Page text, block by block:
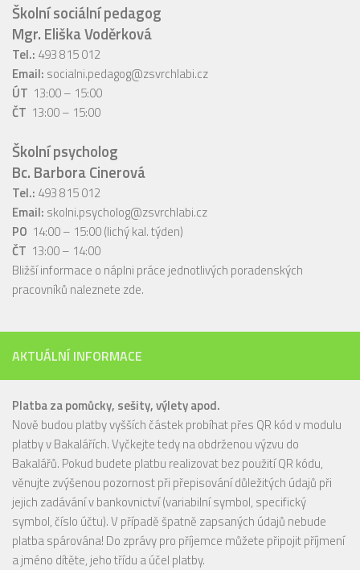
Školní sociální pedagog
Mgr. Eliška Voděrková
Tel.: 493 815 012
Email: socialni.pedagog@zsvrchlabi.cz
ÚT 13:00 – 15:00
ČT 13:00 – 15:00
Školní psycholog
Bc. Barbora Cinerová
Tel.: 493 815 012
Email: skolni.psycholog@zsvrchlabi.cz
PO 14:00 – 15:00 (lichý kal. týden)
ČT 13:00 – 14:00
Bližší informace o náplni práce jednotlivých poradenských
pracovníků naleznete zde.
AKTUÁLNÍ INFORMACE
Platba za pomůcky, sešity, výlety apod.
Nově budou platby vyšších částek probíhat přes QR kód v modulu
platby v Bakalářích. Vyčkejte tedy na obdrženou výzvu do
Bakalářů. Pokud budete platbu realizovat bez použití QR kódu,
věnujte zvýšenou pozornost při přepisování důležitých údajů při
jejich zadávání v bankovnictví (variabilní symbol, specifický
symbol, číslo účtu). V případě špatně zapsaných údajů nebude
platba spárována! Do zprávy pro příjemce můžete připojit příjmení
a jméno dítěte, jeho třídu a účel platby.